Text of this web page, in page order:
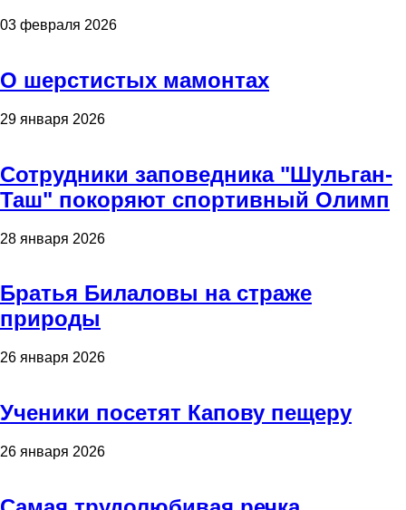
03 февраля 2026
О шерстистых мамонтах
29 января 2026
Сотрудники заповедника "Шульган-
Таш" покоряют спортивный Олимп
28 января 2026
Братья Билаловы на страже
природы
26 января 2026
Ученики посетят Капову пещеру
26 января 2026